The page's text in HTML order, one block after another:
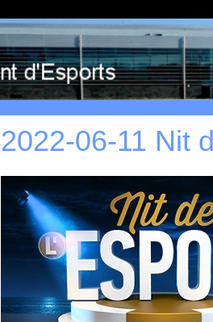
2022-06-11 Nit